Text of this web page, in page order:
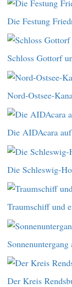
Die Festung
Schloss Gottorf
Nord-Ostsee-
Die AIDAcara
Die Schleswig-
Traumschiff und
Der Kreis